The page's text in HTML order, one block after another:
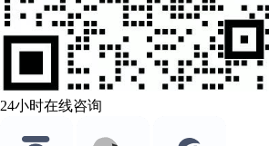
24小时在线咨询